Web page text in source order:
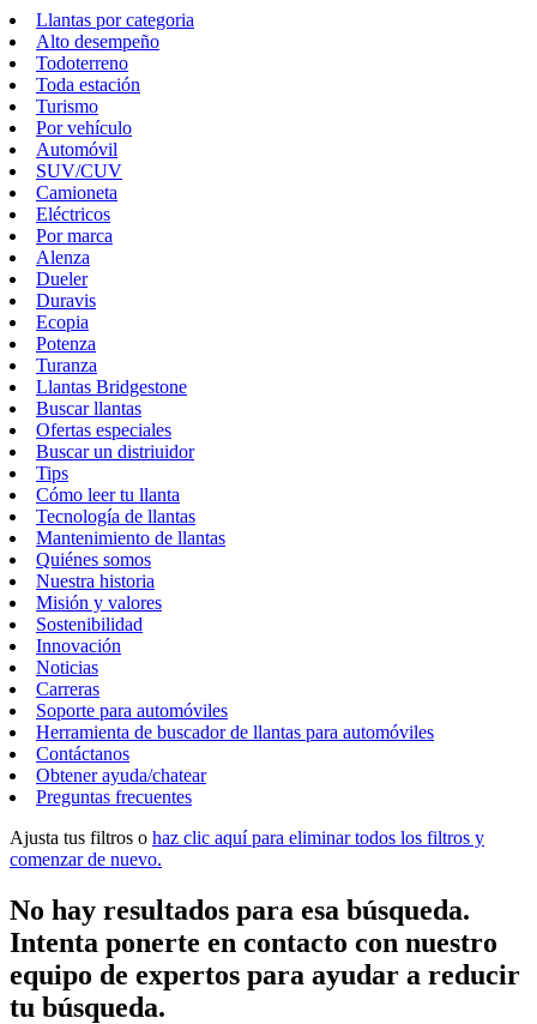
Llantas por categoria
Alto desempeño
Todoterreno
Toda estación
Turismo
Por vehículo
Automóvil
SUV/CUV
Camioneta
Eléctricos
Por marca
Alenza
Dueler
Duravis
Ecopia
Potenza
Turanza
Llantas Bridgestone
Buscar llantas
Ofertas especiales
Buscar un distriuidor
Tips
Cómo leer tu llanta
Tecnología de llantas
Mantenimiento de llantas
Quiénes somos
Nuestra historia
Misión y valores
Sostenibilidad
Innovación
Noticias
Carreras
Soporte para automóviles
Herramienta de buscador de llantas para automóviles
Contáctanos
Obtener ayuda/chatear
Preguntas frecuentes
Ajusta tus filtros o haz clic aquí para eliminar todos los filtros y
comenzar de nuevo.
No hay resultados para esa búsqueda.
Intenta ponerte en contacto con nuestro
equipo de expertos para ayudar a reducir
tu búsqueda.